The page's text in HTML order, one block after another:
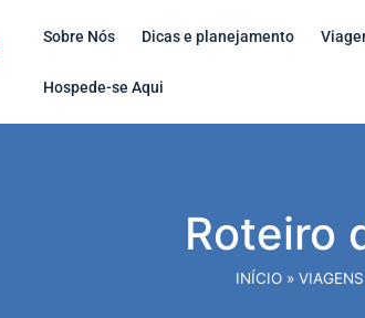
Sobre Nós Dicas e planejamento
Hospede-se Aqui
Roteiro
INÍCIO »